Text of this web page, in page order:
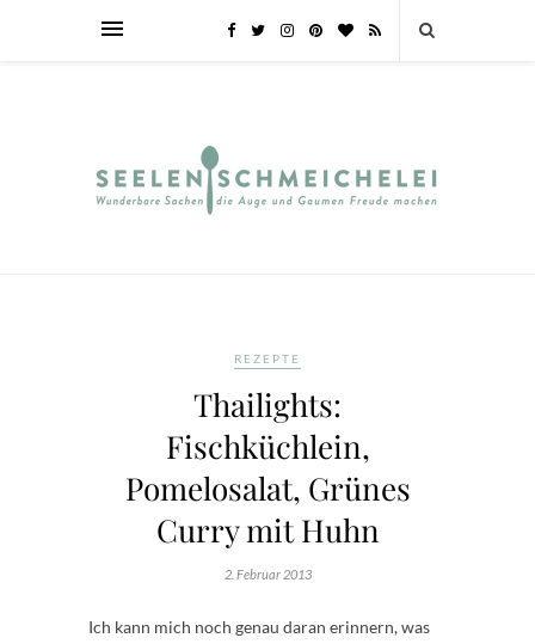
REZEPTE
Thailights:
Fischküchlein,
Pomelosalat, Grünes
Curry mit Huhn
2. Februar 2013
Ich kann mich noch genau daran erinnern, was